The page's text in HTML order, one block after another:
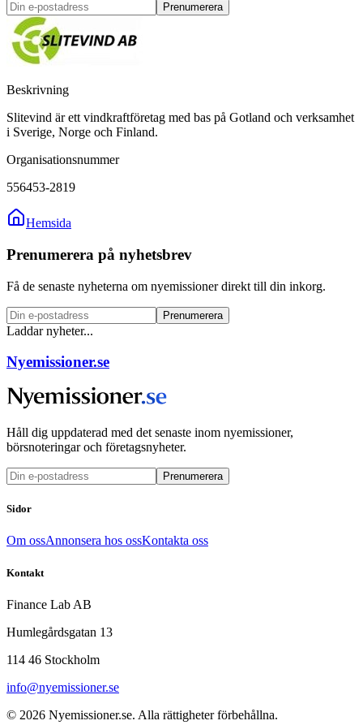
Prenumerera
Beskrivning
Slitevind är ett vindkraftföretag med bas på Gotland och verksamhet
i Sverige, Norge och Finland.
Organisationsnummer
556453-2819
Hemsida
Prenumerera på nyhetsbrev
Få de senaste nyheterna om nyemissioner direkt till din inkorg.
Prenumerera
Laddar nyheter...
Nyemissioner.se
Håll dig uppdaterad med det senaste inom nyemissioner,
börsnoteringar och företagsnyheter.
Prenumerera
Sidor
Om ossAnnonsera hos ossKontakta oss
Kontakt
Finance Lab AB
Humlegårdsgatan 13
114 46 Stockholm
info@nyemissioner.se
© 2026 Nyemissioner.se. Alla rättigheter förbehållna.